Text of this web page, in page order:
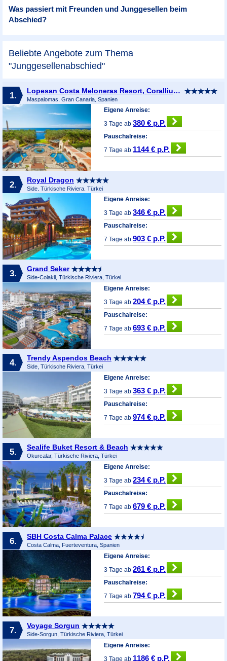
Was passiert mit Freunden und Junggesellen beim
Abschied?
Beliebte Angebote zum Thema
"Junggesellenabschied"
1. Lopesan Costa Meloneras Resort, Corallium Spa & Casino
Maspalomas, Gran Canaria, Spanien
Eigene Anreise:
3 Tage ab380 € p.P.
Pauschalreise:
7 Tage ab 1144 € p.P.
2. Royal Dragon
Side, Türkische Riviera, Türkei
Eigene Anreise:
3 Tage ab346 € p.P.
Pauschalreise:
7 Tage ab903 € p.P.
3. Grand Seker
Side-Colakli, Türkische Riviera, Türkei
Eigene Anreise:
3 Tage ab204 € p.P.
Pauschalreise:
7 Tage ab693 € p.P.
4. Trendy Aspendos Beach
Side, Türkische Riviera, Türkei
Eigene Anreise:
3 Tage ab363 € p.P.
Pauschalreise:
7 Tage ab974 € p.P.
5. Sealife Buket Resort & Beach
Okurcalar, Türkische Riviera, Türkei
Eigene Anreise:
3 Tage ab234 € p.P.
Pauschalreise:
7 Tage ab679 € p.P.
6. SBH Costa Calma Palace
Costa Calma, Fuerteventura, Spanien
Eigene Anreise:
3 Tage ab261 € p.P.
Pauschalreise:
7 Tage ab794 € p.P.
7. Voyage Sorgun
Side-Sorgun, Türkische Riviera, Türkei
Eigene Anreise:
3 Tage ab 1186 € p.P.